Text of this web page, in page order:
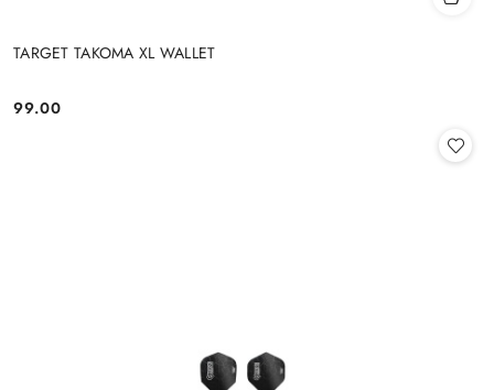
TARGET TAKOMA XL WALLET
Cena:
99.00